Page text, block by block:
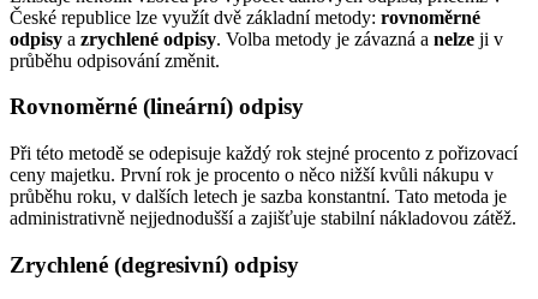
České republice lze využít dvě základní metody: rovnoměrné
odpisy a zrychlené odpisy. Volba metody je závazná a nelze ji v
průběhu odpisování změnit.
Rovnoměrné (lineární) odpisy
Při této metodě se odepisuje každý rok stejné procento z pořizovací
ceny majetku. První rok je procento o něco nižší kvůli nákupu v
průběhu roku, v dalších letech je sazba konstantní. Tato metoda je
administrativně nejjednodušší a zajišťuje stabilní nákladovou zátěž.
Zrychlené (degresivní) odpisy